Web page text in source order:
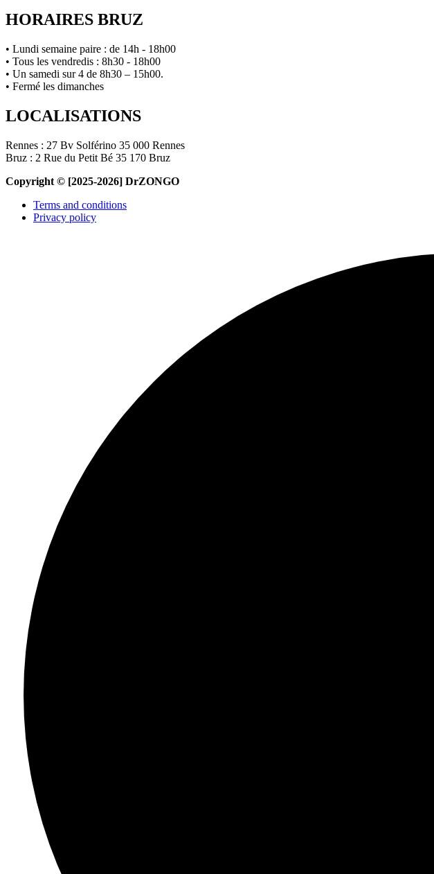
HORAIRES BRUZ
• Lundi semaine paire : de 14h - 18h00
• Tous les vendredis : 8h30 - 18h00
• Un samedi sur 4 de 8h30 – 15h00.
• Fermé les dimanches
LOCALISATIONS
Rennes : 27 Bv Solférino 35 000 Rennes
Bruz : 2 Rue du Petit Bé 35 170 Bruz
Copyright © [2025-2026] DrZONGO
Terms and conditions
Privacy policy